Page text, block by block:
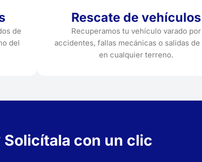
de
del
Rescate de vehículos
Recuperamos tu vehículo varado por
accidentes, fallas mecánicas o salidas de
en cualquier terreno.
con un clic